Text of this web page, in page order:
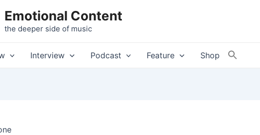
Emotional Content
the deeper side of music
Interview Podcast Feature Shop